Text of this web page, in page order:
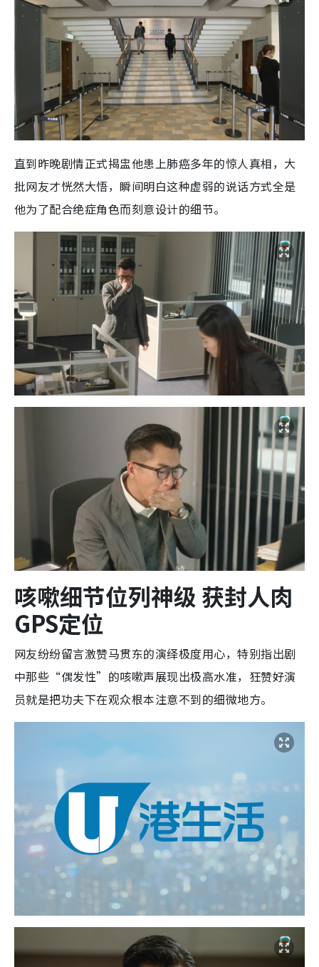
直到昨晚剧情正式揭盅他患上肺癌多年的惊人真相，大
批网友才恍然大悟，瞬间明白这种虚弱的说话方式全是
他为了配合绝症角色而刻意设计的细节。
咳嗽细节位列神级 获封人肉
GPS定位
网友纷纷留言激赞马贯东的演绎极度用心，特别指出剧
中那些“偶发性”的咳嗽声展现出极高水准，狂赞好演
员就是把功夫下在观众根本注意不到的细微地方。